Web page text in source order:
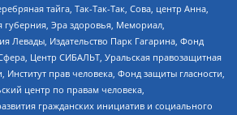
тайга, Так-Так-Так, Сова, центр Анна,
губерния, Эра здоровья, Мемориал,
Левады, Издательство Парк Гагарина, Фонд
Центр СИБАЛЬТ, Уральская правозащитная
прав человека, Фонд защиты гласности,
центр по правам человека,
гражданских инициатив и социального